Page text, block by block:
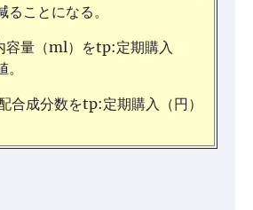
ことになる。
量（ml）をtp:定期購入
成分数をtp:定期購入（円）